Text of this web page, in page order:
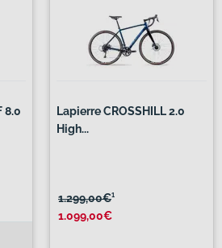
8.0
Lapierre CROSSHILL 2.0
High...
1.299,00€¹
1.099,00€